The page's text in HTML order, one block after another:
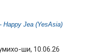
Happy Jea (YesAsia)
ши, 10.06.26